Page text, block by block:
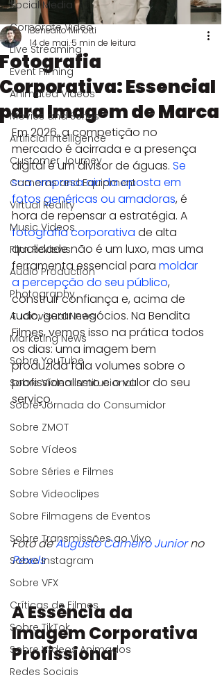
Social Media
Corporate Video
Live Streaming
Event Filming
Animated Videos
Movies and Series
Artificial Intelligence
Customer Journey
Cameras and Equipment
Virtual Reality
Music Videos
Film Reviews
Audio Production
Photography
Audiovisual News
Marketing News
Sobre YouTube
Sobre Vídeo Institucional
Sobre Jornada do Consumidor
Sobre ZMOT
Sobre Vídeos
Sobre Séries e Filmes
Sobre Videoclipes
Sobre Filmagens de Eventos
Sobre Transmissões ao Vivo
Sobre Instagram
Sobre VFX
Críticas de Filmes
Sobre TikTok
Sobre Vídeos Animados
Redes Sociais
Fotografia
Corporativa: Essencial
para Imagem de Marca
Benedito Minotti
14 de mai.5 min de leitura
Em 2026, a competição no
mercado é acirrada e a presença
digital é um divisor de águas. Se
sua empresa ainda aposta em
fotos genéricas ou amadoras, é
hora de repensar a estratégia. A
fotografia corporativa de alta
qualidade não é um luxo, mas uma
ferramenta essencial para moldar
a percepção do seu público,
construir confiança e, acima de
tudo, gerar negócios. Na Bendita
Filmes, vemos isso na prática todos
os dias: uma imagem bem
produzida fala volumes sobre o
profissionalismo e o valor do seu
serviço.
Foto de Augusto Carneiro Junior no
Pexels
A Essência da
Imagem Corporativa
Profissional